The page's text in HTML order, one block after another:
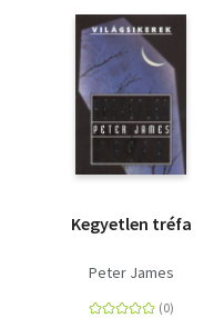
Kegyetlen tréfa
Peter James